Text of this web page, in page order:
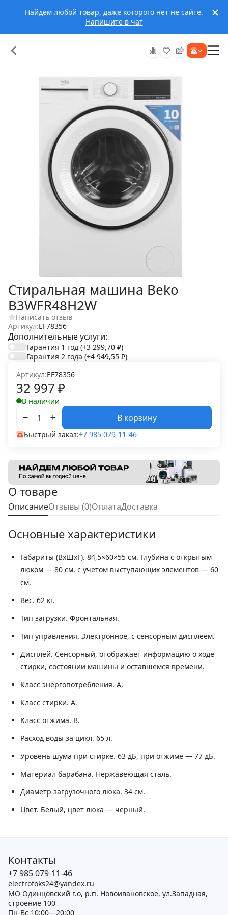
Найдем любой товар, даже которого нет не сайте.
Напишите в чат
Стиральная машина Beko
B3WFR48H2W
Написать отзыв
Артикул:EF78356
Дополнительные услуги:
Гарантия 1 год (+3 299,70 ₽)
Гарантия 2 года (+4 949,55 ₽)
Артикул:EF78356
32 997 ₽
В наличии
В корзину
Быстрый заказ:+7 985 079-11-46
О товаре
ОписаниеОтзывы (0)ОплатаДоставка
Основные характеристики
Габариты (ВхШхГ). 84,5×60×55 см. Глубина с открытым
люком — 80 см, с учётом выступающих элементов — 60
см.
Вес. 62 кг.
Тип загрузки. Фронтальная.
Тип управления. Электронное, с сенсорным дисплеем.
Дисплей. Сенсорный, отображает информацию о ходе
стирки, состоянии машины и оставшемся времени.
Класс энергопотребления. A.
Класс стирки. A.
Класс отжима. B.
Расход воды за цикл. 65 л.
Уровень шума при стирке. 63 дБ, при отжиме — 77 дБ.
Материал барабана. Нержавеющая сталь.
Диаметр загрузочного люка. 34 см.
Цвет. Белый, цвет люка — чёрный.
Контакты
+7 985 079-11-46
electrofoks24@yandex.ru
МО Одинцовский г.о, р.п. Новоивановское, ул.Западная,
строение 100
Пн-Вс 10:00—20:00